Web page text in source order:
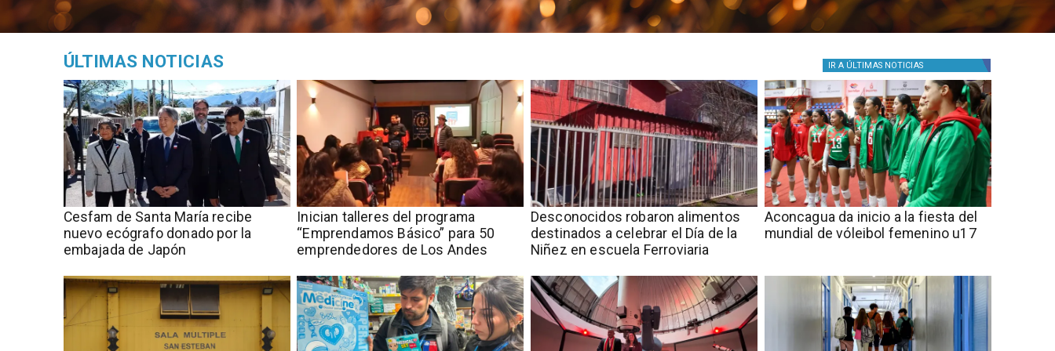
ÚLTIMAS NOTICIAS IR A ÚLTIMAS NOTICIAS
Cesfam de Santa María recibe
nuevo ecógrafo donado por la
embajada de Japón
Inician talleres del programa
“Emprendamos Básico” para 50
emprendedores de Los Andes
Desconocidos robaron alimentos
destinados a celebrar el Día de la
Niñez en escuela Ferroviaria
Aconcagua da inicio a la fiesta del
mundial de vóleibol femenino u17